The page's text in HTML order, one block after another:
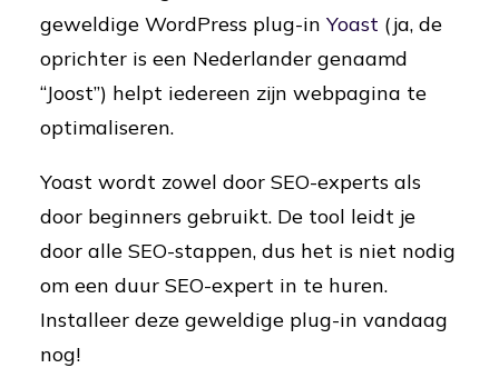
geweldige WordPress plug-in Yoast (ja, de
oprichter is een Nederlander genaamd
“Joost”) helpt iedereen zijn webpagina te
optimaliseren.
Yoast wordt zowel door SEO-experts als
door beginners gebruikt. De tool leidt je
door alle SEO-stappen, dus het is niet nodig
om een ​​duur SEO-expert in te huren.
Installeer deze geweldige plug-in vandaag
nog!